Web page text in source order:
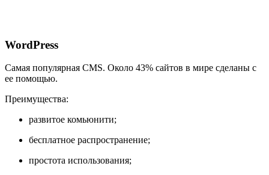
WordPress
Самая популярная CMS. Около 43% сайтов в мире сделаны с
ее помощью.
Преимущества:
развитое комьюнити;
бесплатное распространение;
простота использования;